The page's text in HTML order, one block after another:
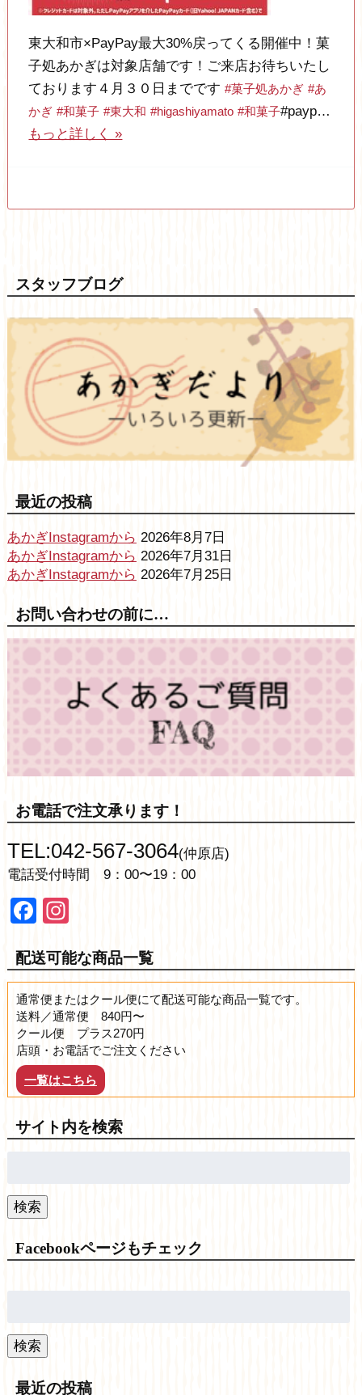
東大和市×PayPay最大30%戻ってくる開催中！菓
子処あかぎは対象店舗です！ご来店お待ちいたし
ております４月３０日までです#菓子処あかぎ #あ
かぎ #和菓子 #東大和 #higashiyamato #和菓子#payp…
もっと詳しく »
スタッフブログ
最近の投稿
あかぎInstagramから 2026年8月7日
あかぎInstagramから 2026年7月31日
あかぎInstagramから 2026年7月25日
お問い合わせの前に…
お電話で注文承ります！
TEL:042-567-3064(仲原店)
電話受付時間 9：00〜19：00
Facebook
配送可能な商品一覧
通常便またはクール便にて配送可能な商品一覧です。
送料／通常便 840円〜
クール便 プラス270円
店頭・お電話でご注文ください
一覧はこちら
サイト内を検索
検索
Facebookページもチェック
検索
最近の投稿